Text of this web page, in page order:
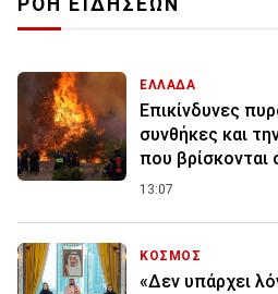
ΡΟΗ ΕΙΔΗΣΕΩΝ
ΕΛΛΑΔΑ
Επικίνδυνες
συνθήκες και
που βρίσκονται
13:07
ΚΟΣΜΟΣ
«Δεν υπάρχει